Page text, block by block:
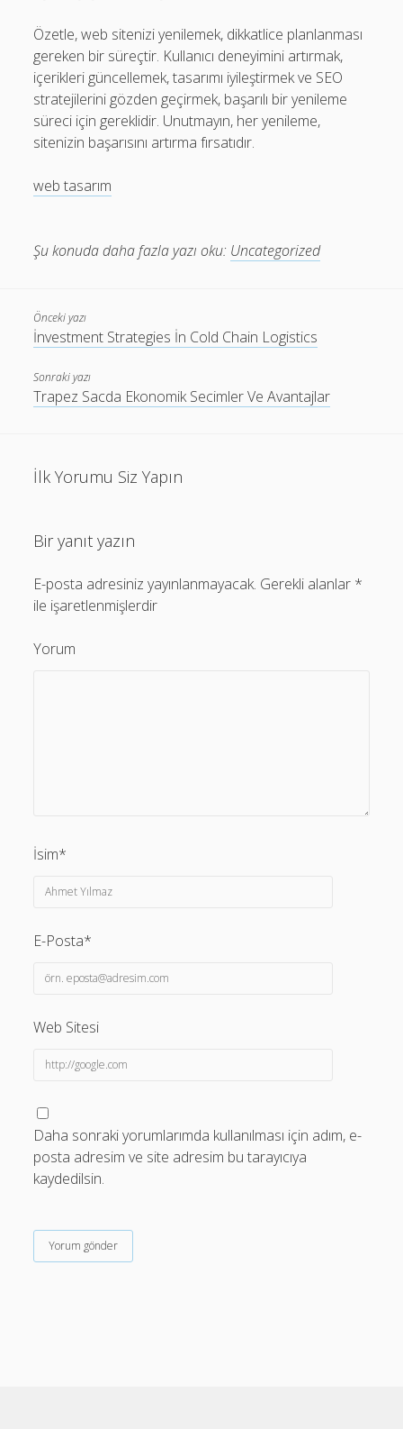
Özetle, web sitenizi yenilemek, dikkatlice planlanması
gereken bir süreçtir. Kullanıcı deneyimini artırmak,
içerikleri güncellemek, tasarımı iyileştirmek ve SEO
stratejilerini gözden geçirmek, başarılı bir yenileme
süreci için gereklidir. Unutmayın, her yenileme,
sitenizin başarısını artırma fırsatıdır.
web tasarım
Şu konuda daha fazla yazı oku: Uncategorized
Önceki yazı
İnvestment Strategies İn Cold Chain Logistics
Sonraki yazı
Trapez Sacda Ekonomik Secimler Ve Avantajlar
İlk Yorumu Siz Yapın
Bir yanıt yazın
E-posta adresiniz yayınlanmayacak. Gerekli alanlar *
ile işaretlenmişlerdir
Yorum
İsim*
E-Posta*
Web Sitesi
Daha sonraki yorumlarımda kullanılması için adım, e-
posta adresim ve site adresim bu tarayıcıya
kaydedilsin.